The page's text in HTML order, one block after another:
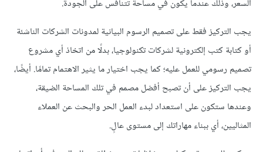
السعر، وذلك عندما يكون في مساحة تتنافس على الجودة.
يجب التركيز فقط على تصميم الرسوم البيانية لمدونات الشركات الناشئة
أو كتابة كتب إلكترونية لشركات تكنولوجيا، بدلًا من اتخاذ أي مشروع
تصميم رسومي للعمل عليه؛ كما يجب اختيار ما يثير الاهتمام تمامًا. أيضًا،
يجب التركيز على أن تصبح أفضل مصمم في تلك المساحة الضيقة،
وعندها ستكون على استعداد لبدء العمل الحر والبحث عن العملاء
المثاليين، أي ببناء مهاراتك إلى مستوى عالٍ.